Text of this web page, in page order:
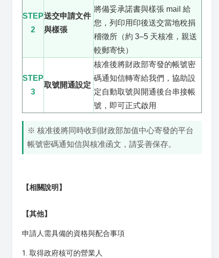
STEP
2
送交申請文件
與樣張
將備妥承諾書與樣張 mail 給
您，列印用印後送交當地稅捐
稽徵所（約 3–5 天核准，親送
較郵寄快）
STEP
3
取號開通設定
核准後將財政部寄發的帳號密
碼通知信轉寄給我們，協助設
定自動取號與開通後台串接帳
號，即可正式啟用
※ 核准後將同時收到財政部加值中心寄發的平台
帳號密碼通知信與核准函文，請妥善保存。
【相關說明】
【其他】
申請人需具備的資格與配合事項
1. 取得政府核可的營業人